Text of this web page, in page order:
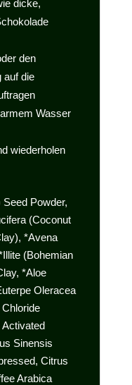
dicke,
den
auf die
Wasser
wiederholen
Powder,
(Coconut
*Avena
(Bohemian
*Aloe
Oleracea
Sinensis
Citrus
Arabica